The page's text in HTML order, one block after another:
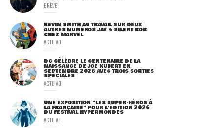
BRÈVE
KEVIN SMITH AU TRAVAIL SUR DEUX
AUTRES NUMÉROS JAY & SILENT BOB
CHEZ MARVEL
ACTU VO
DC CÉLÈBRE LE CENTENAIRE DE LA
NAISSANCE DE JOE KUBERT EN
SEPTEMBRE 2026 AVEC TROIS SORTIES
SPÉCIALES
ACTU VO
UNE EXPOSITION "LES SUPER-HÉROS À
LA FRANÇAISE" POUR L'ÉDITION 2026
DU FESTIVAL HYPERMONDES
ACTU VF